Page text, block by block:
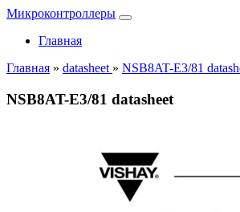
Микроконтроллеры
Главная
Главная » datasheet » NSB8AT-E3/81
NSB8AT-E3/81 datasheet